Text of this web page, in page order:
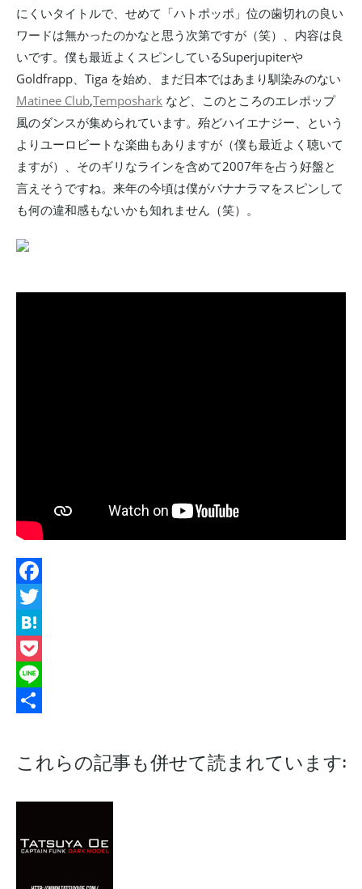
にくいタイトルで、せめて「ハトポッポ」位の歯切れの良い
ワードは無かったのかなと思う次第ですが（笑）、内容は良
いです。僕も最近よくスピンしているSuperjupiterや
Goldfrapp、Tiga を始め、まだ日本ではあまり馴染みのない
Matinee Club,Temposhark など、このところのエレポップ
風のダンスが集められています。殆どハイエナジー、という
よりユーロビートな楽曲もありますが（僕も最近よく聴いて
ますが）、そのギリなラインを含めて2007年を占う好盤と
言えそうですね。来年の今頃は僕がバナナラマをスピンして
も何の違和感もないかも知れません（笑）。
Facebook
Twitter
Hatena
Pocket
Line
これらの記事も併せて読まれています: